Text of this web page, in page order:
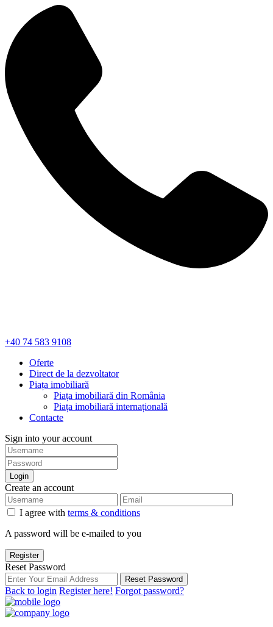
+40 74 583 9108
Oferte
Direct de la dezvoltator
Piața imobiliară
Piața imobiliară din România
Piața imobiliară internațională
Contacte
Sign into your account
Login
Create an account
I agree with terms & conditions
A password will be e-mailed to you
Register
Reset Password
Reset Password
Back to login Register here! Forgot password?